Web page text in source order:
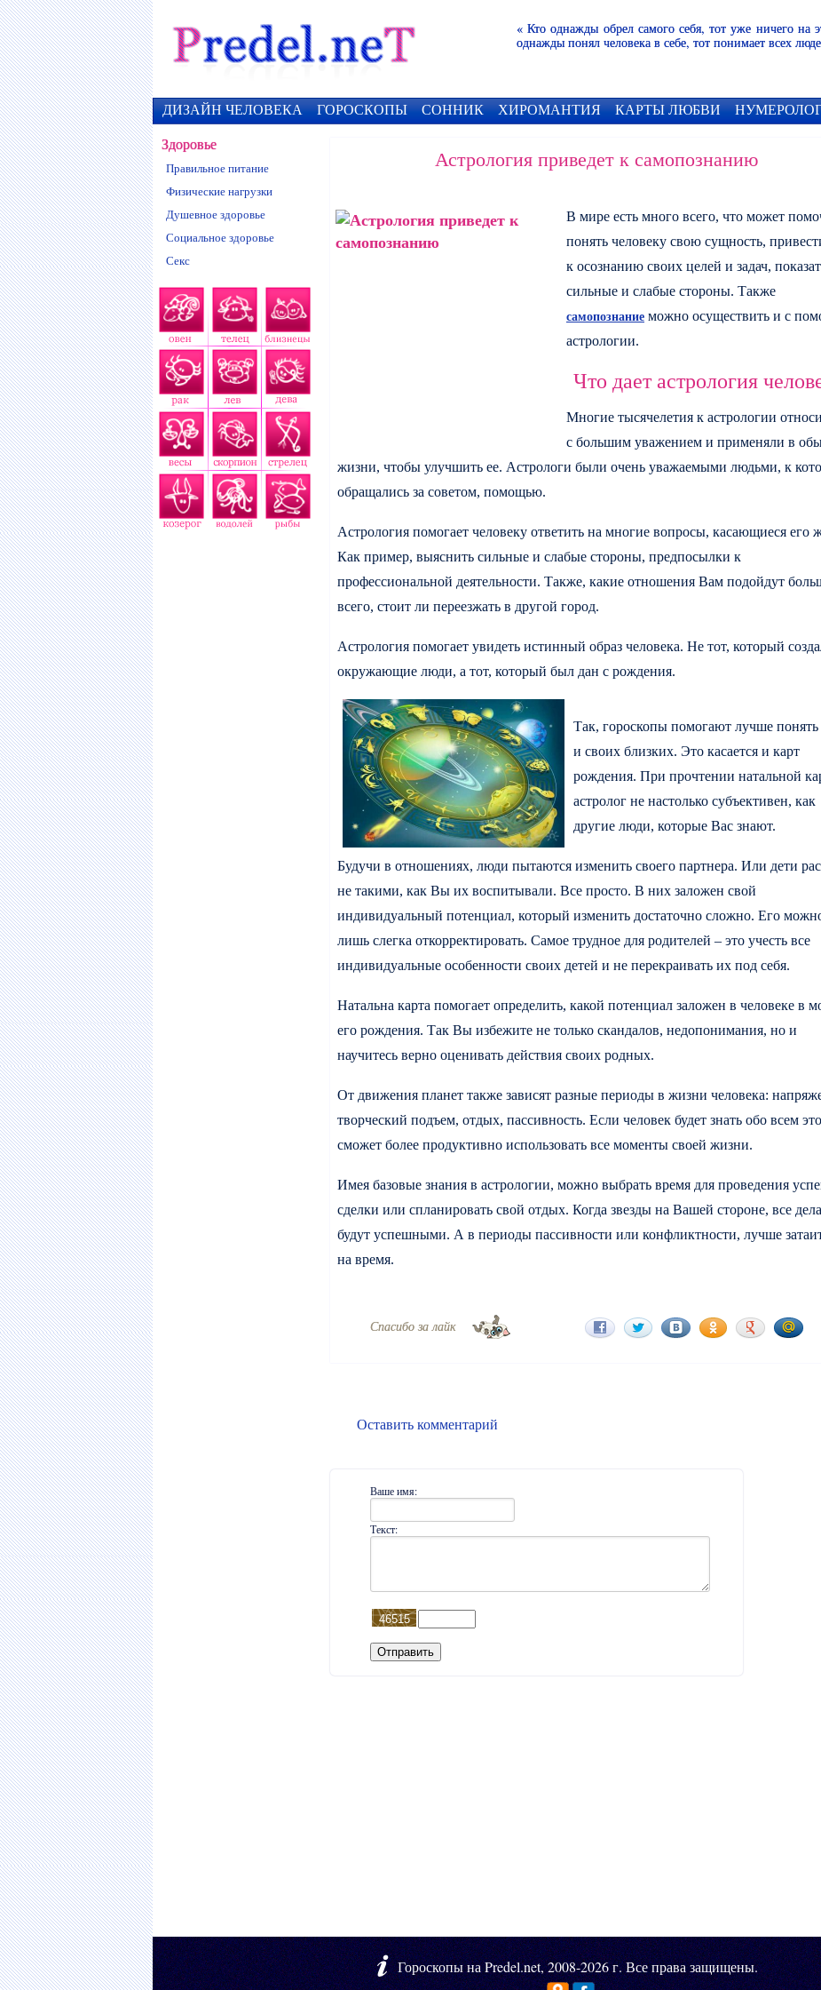
« Кто однажды обрел самого себя, тот уже ничего на
однажды понял человека в себе, тот понимает всех
ДИЗАЙН ЧЕЛОВЕКА ГОРОСКОПЫ СОННИК ХИРОМАНТИЯ КАРТЫ ЛЮБВИ
Здоровье
Правильное питание
Физические нагрузки
Душевное здоровье
Социальное здоровье
Секс
Астрология приведет к самопознанию
В мире есть много всего, что может
понять человеку свою сущность,
к осознанию своих целей и задач,
сильные и слабые стороны. Также
самопознание можно осуществить и с
астрологии.
Что дает астрология
Многие тысячелетия к астрологии
с большим уважением и применяли в
жизни, чтобы улучшить ее. Астрологи были очень уважаемыми людьми, к
обращались за советом, помощью.
Астрология помогает человеку ответить на многие вопросы, касающиеся его
Как пример, выяснить сильные и слабые стороны, предпосылки к
профессиональной деятельности. Также, какие отношения Вам подойдут
всего, стоит ли переезжать в другой город.
Астрология помогает увидеть истинный образ человека. Не тот, который
окружающие люди, а тот, который был дан с рождения.
Так, гороскопы помогают лучше понять
и своих близких. Это касается и карт
рождения. При прочтении натальной
астролог не настолько субъективен, как
другие люди, которые Вас знают.
Будучи в отношениях, люди пытаются изменить своего партнера. Или дети
не такими, как Вы их воспитывали. Все просто. В них заложен свой
индивидуальный потенциал, который изменить достаточно сложно. Его
лишь слегка откорректировать. Самое трудное для родителей – это учесть все
индивидуальные особенности своих детей и не перекраивать их под себя.
Натальна карта помогает определить, какой потенциал заложен в человеке в
его рождения. Так Вы избежите не только скандалов, недопонимания, но и
научитесь верно оценивать действия своих родных.
От движения планет также зависят разные периоды в жизни человека:
творческий подъем, отдых, пассивность. Если человек будет знать обо всем
сможет более продуктивно использовать все моменты своей жизни.
Имея базовые знания в астрологии, можно выбрать время для проведения
сделки или спланировать свой отдых. Когда звезды на Вашей стороне, все дела
будут успешными. А в периоды пассивности или конфликтности, лучше
на время.
Cпасибо за лайк
Оставить комментарий
Ваше имя:
Текст:
Гороскопы на Predel.net, 2008-2026 г. Все права защищены.